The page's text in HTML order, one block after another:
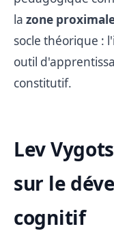
Vygotski
Applications
Vygotski
Questions
la zone
socle théorique :
outil
constitutif.
Lev
sur le
cognitif